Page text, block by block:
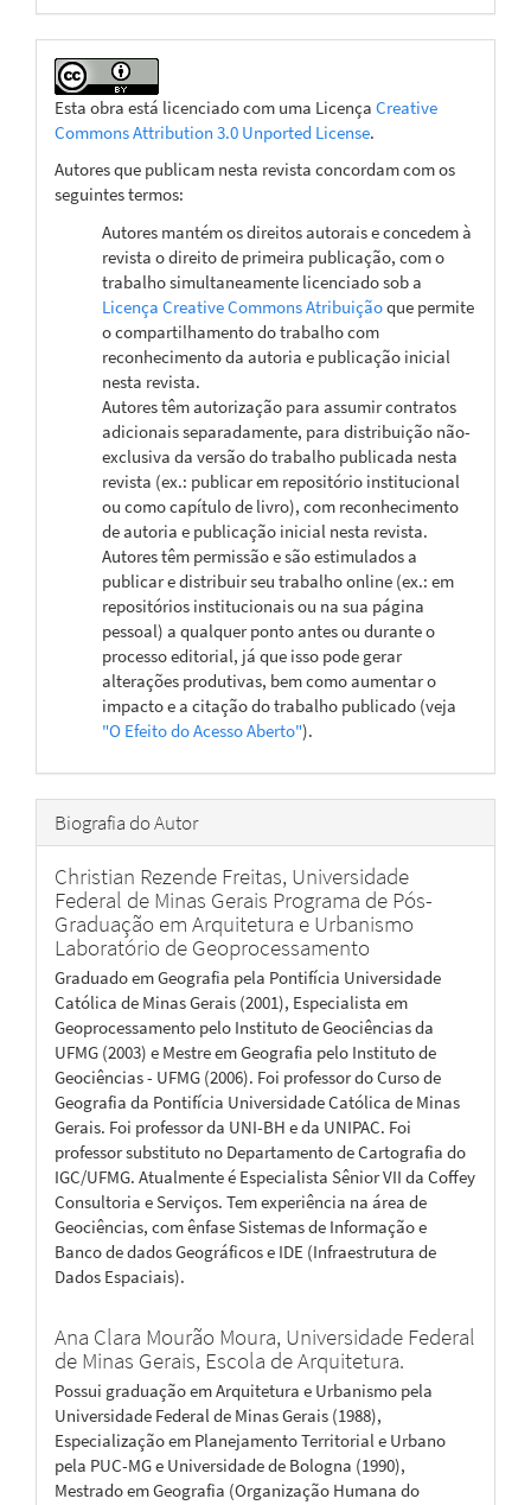
Esta obra está licenciado com uma Licença Creative
Commons Attribution 3.0 Unported License.
Autores que publicam nesta revista concordam com os
seguintes termos:
Autores mantém os direitos autorais e concedem à
revista o direito de primeira publicação, com o
trabalho simultaneamente licenciado sob a
Licença Creative Commons Atribuiçãoque permite
o compartilhamento do trabalho com
reconhecimento da autoria e publicação inicial
nesta revista.
Autores têm autorização para assumir contratos
adicionais separadamente, para distribuição não-
exclusiva da versão do trabalho publicada nesta
revista (ex.: publicar em repositório institucional
ou como capítulo de livro), com reconhecimento
de autoria e publicação inicial nesta revista.
Autores têm permissão e são estimulados a
publicar e distribuir seu trabalho online (ex.: em
repositórios institucionais ou na sua página
pessoal) a qualquer ponto antes ou durante o
processo editorial, já que isso pode gerar
alterações produtivas, bem como aumentar o
impacto e a citação do trabalho publicado (veja
"O Efeito do Acesso Aberto").
Biografia do Autor
Christian Rezende Freitas, Universidade
Federal de Minas Gerais Programa de Pós-
Graduação em Arquitetura e Urbanismo
Laboratório de Geoprocessamento
Graduado em Geografia pela Pontifícia Universidade
Católica de Minas Gerais (2001), Especialista em
Geoprocessamento pelo Instituto de Geociências da
UFMG (2003) e Mestre em Geografia pelo Instituto de
Geociências - UFMG (2006). Foi professor do Curso de
Geografia da Pontifícia Universidade Católica de Minas
Gerais. Foi professor da UNI-BH e da UNIPAC. Foi
professor substituto no Departamento de Cartografia do
IGC/UFMG. Atualmente é Especialista Sênior VII da Coffey
Consultoria e Serviços. Tem experiência na área de
Geociências, com ênfase Sistemas de Informação e
Banco de dados Geográficos e IDE (Infraestrutura de
Dados Espaciais).
Ana Clara Mourão Moura, Universidade Federal
de Minas Gerais, Escola de Arquitetura.
Possui graduação em Arquitetura e Urbanismo pela
Universidade Federal de Minas Gerais (1988),
Especialização em Planejamento Territorial e Urbano
pela PUC-MG e Universidade de Bologna (1990),
Mestrado em Geografia (Organização Humana do